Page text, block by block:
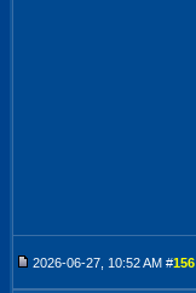
2026-06-27, 10:52 AM #156